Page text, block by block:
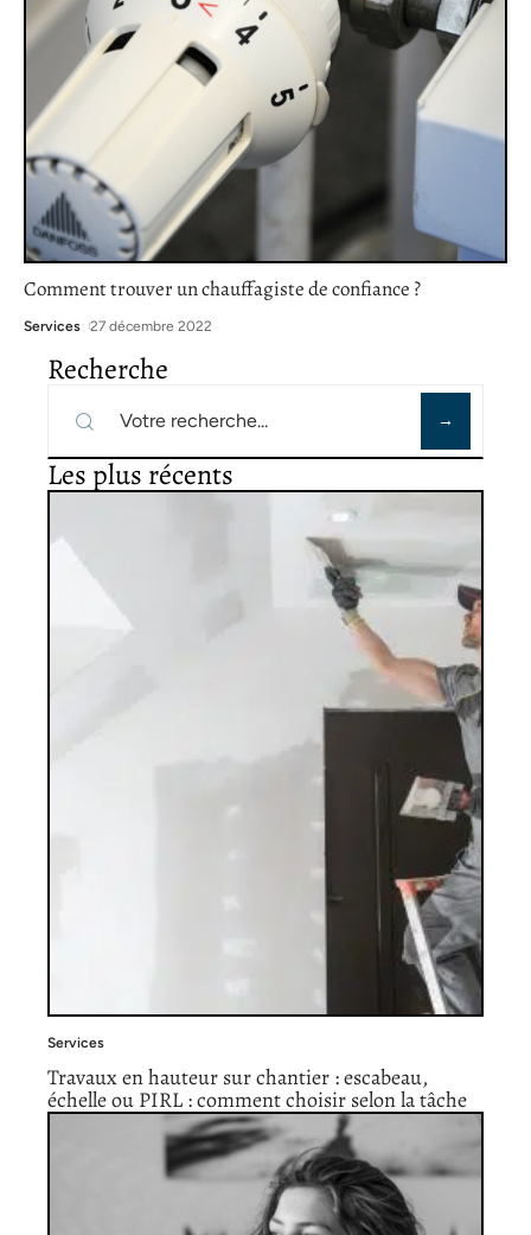
Comment trouver un chauffagiste de confiance ?
Services 27 décembre 2022
Recherche
Les plus récents
Services
Travaux en hauteur sur chantier : escabeau,
échelle ou PIRL : comment choisir selon la tâche